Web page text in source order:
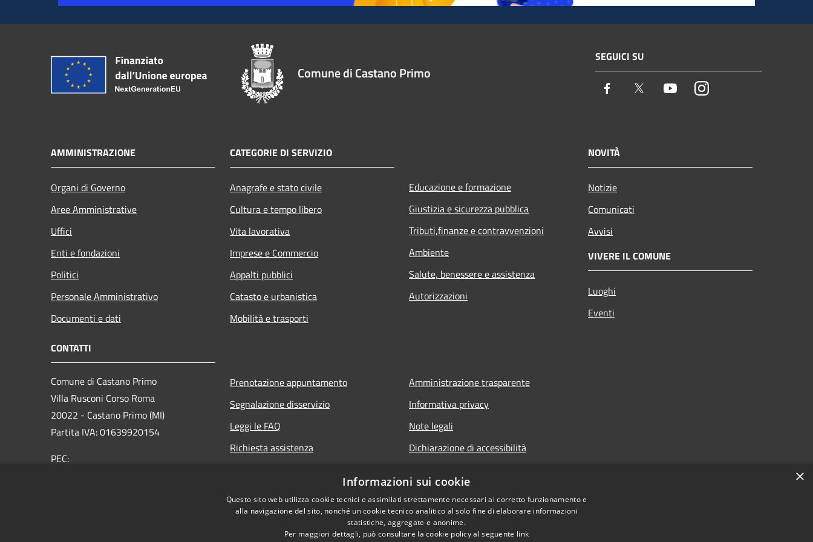
Comune di Castano Primo
SEGUICI SU
Facebook Twitter YoutubeInstagram
AMMINISTRAZIONE
Organi di Governo
Aree Amministrative
Uffici
Enti e fondazioni
Politici
Personale Amministrativo
Documenti e dati
CATEGORIE DI SERVIZIO
Anagrafe e stato civile
Cultura e tempo libero
Vita lavorativa
Imprese e Commercio
Appalti pubblici
Catasto e urbanistica
Mobilità e trasporti
Educazione e formazione
Giustizia e sicurezza pubblica
Tributi,finanze e contravvenzioni
Ambiente
Salute, benessere e assistenza
Autorizzazioni
NOVITÀ
Notizie
Comunicati
Avvisi
VIVERE IL COMUNE
Luoghi
Eventi
CONTATTI
Comune di Castano Primo
Villa Rusconi Corso Roma
20022 - Castano Primo (MI)
Partita IVA: 01639920154
PEC:
Prenotazione appuntamento
Segnalazione disservizio
Leggi le FAQ
Richiesta assistenza
Amministrazione trasparente
Informativa privacy
Note legali
Dichiarazione di accessibilità
×
Informazioni sui cookie
Questo sito web utilizza cookie tecnici e assimilati strettamente necessari al corretto funzionamento e
alla navigazione del sito, nonché un cookie tecnico analitico al solo fine di elaborare informazioni
statistiche, aggregate e anonime.
Per maggiori dettagli, può consultare la cookie policy al seguente link